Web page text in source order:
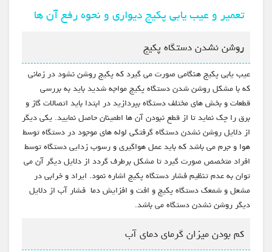
تعمیر و عیب یابی پکیج دیواری و نحوه رفع آن ها
روشن نشدن دستگاه پکیج
عیب یابی پکیج هنگامی صورت می گیرد که پکیج روشن نشود در زمانی
که با مشکل روشن شدن دستگاه پکیج مواجه شدید باید به بررسی
قطعات و بخش های مختلف دستگاه بپردازید در ابتدا باید اتصالات گاز و
برق را چک نماید تا از قطع نبودن آن ها اطمینان حاصل نمایید. یکی دیگر
از دلایل روشن نشدن دستگاه گرفتگی لوله های موجود در دستگاه توسط
هوا و جرم می باشد که باید عمل هواگیری و رسوب زدایی دستگاه توسط
افراد متخصص صورت گیرد تا مشکل برطرف گردد از دلایل دیگر آن می
توان به عدم تنظیم فشار دستگاه پکیج اشاره نمود. ایراد و خرابی در
مشعل و شمعک دستگاه پکیج و افت و افزایش دما فشار آب از دلایل
دیگر روشن نشدن دستگاه می باشد.
کم بودن میزان گرمای دمای آب